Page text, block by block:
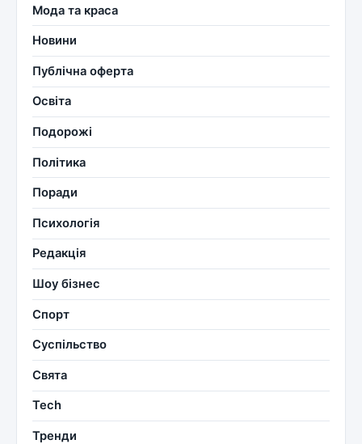
Мода та краса
Новини
Публічна оферта
Освіта
Подорожі
Політика
Поради
Психологія
Редакція
Шоу бізнес
Спорт
Суспільство
Свята
Tech
Тренди